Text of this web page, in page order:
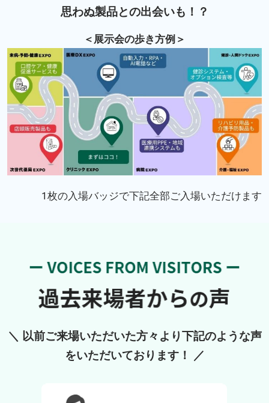
思わぬ製品との出会いも！？
＜展示会の歩き方例＞
1枚の入場バッジで下記全部ご入場いただけます
＼ 以前ご来場いただいた方々より下記のような声
をいただいております！ ／